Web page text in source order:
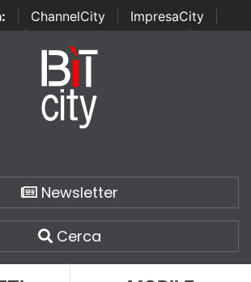
ChannelCity ImpresaCity
| Italian Channel Awards | Italian
Italian Security Awards
Newsletter
Cerca